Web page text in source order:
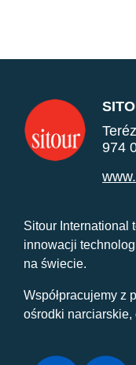
974
Sitour International
innowacji
na świecie.
Współpracujemy z
ośrodki narciarskie,